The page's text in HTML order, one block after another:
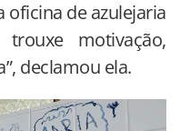
oficina de azulejaria
motivação,
declamou ela.